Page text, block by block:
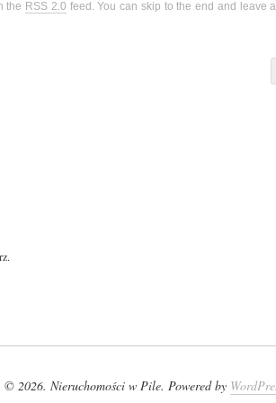
the RSS 2.0 feed. You can skip to the end and leave
© 2026. Nieruchomości w Pile. Powered by